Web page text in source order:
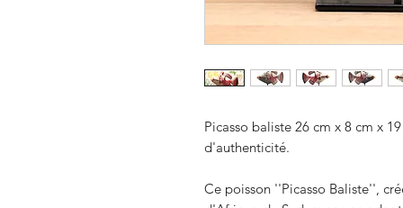
Picasso baliste 26 cm x 8 cm x
d'authenticité.
Ce poisson ''Picasso Baliste'',